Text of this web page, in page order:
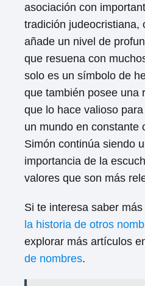
asociación con
tradición judeocristiana,
añade un nivel de
que resuena con
solo es un símbolo de
que también posee una
que lo hace valioso
un mundo en constante
Simón continúa siendo
importancia de la
valores que son más
Si te interesa saber
la historia de otros
explorar más artículos
de nombres.